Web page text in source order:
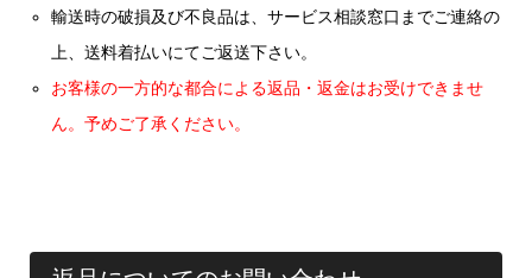
輸送時の破損及び不良品は、サービス相談窓口までご連絡の
上、送料着払いにてご返送下さい。
お客様の一方的な都合による返品・返金はお受けできませ
ん。予めご了承ください。